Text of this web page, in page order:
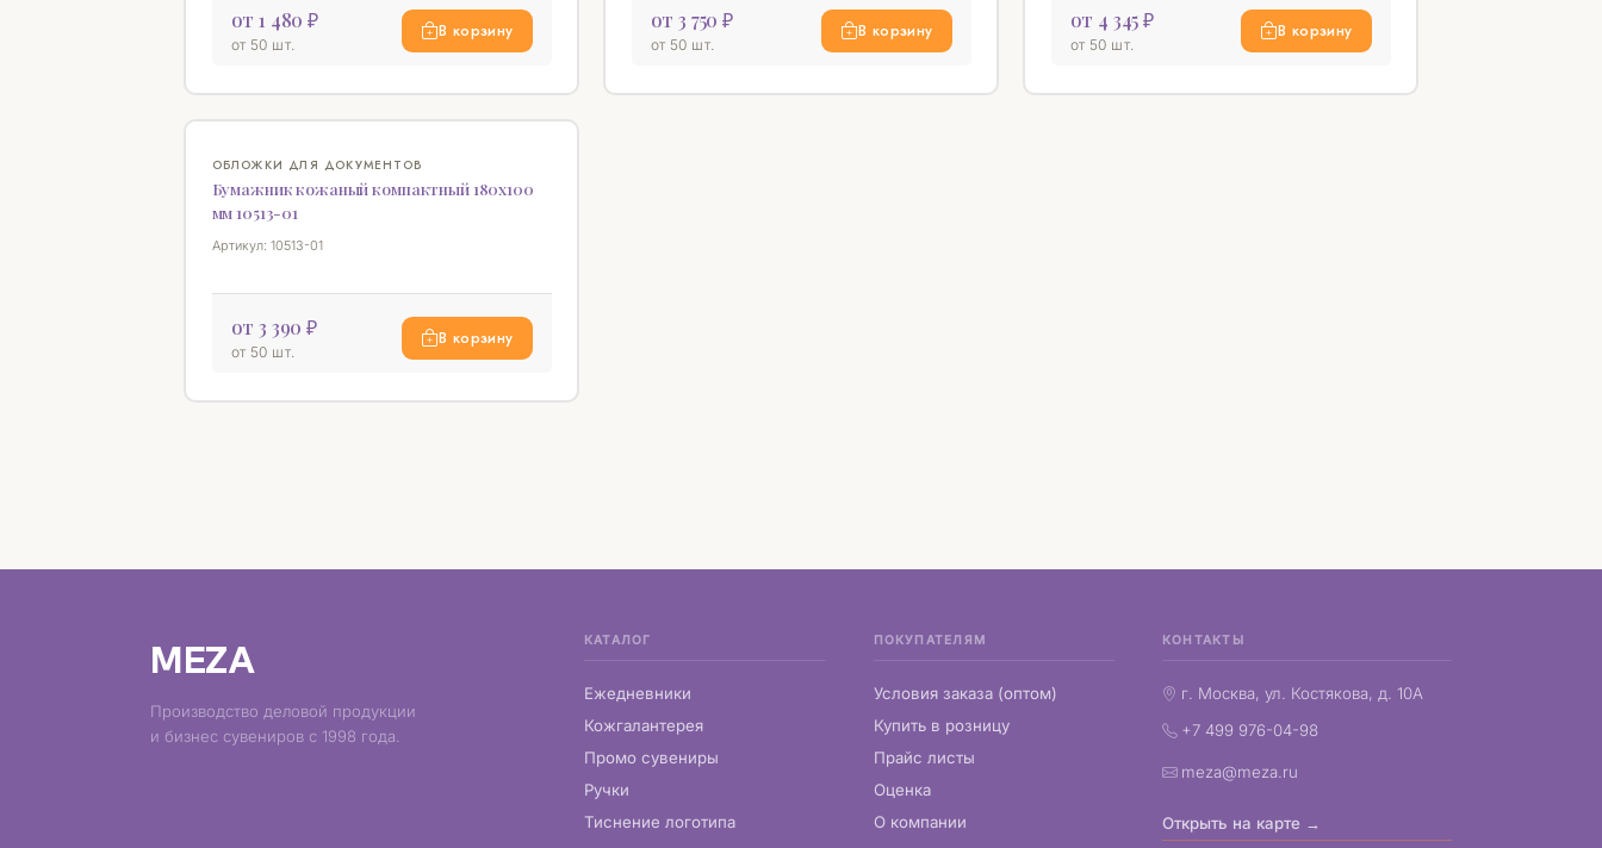
от 1 480 ₽
от 50 шт.
В корзину от 3 750 ₽
от 50 шт.
В корзину от 4 345 ₽
от 50 шт.
В корзину
ОБЛОЖКИ ДЛЯ ДОКУМЕНТОВ
Бумажник кожаный компактный 180х100
мм 10513-01
Артикул: 10513-01
от 3 390 ₽
от 50 шт.
В корзину
MEZA
Производство деловой продукции
и бизнес сувениров с 1998 года.
КАТАЛОГ
Ежедневники
Кожгалантерея
Промо сувениры
Ручки
Тиснение логотипа
ПОКУПАТЕЛЯМ
Условия заказа (оптом)
Купить в розницу
Прайс листы
Оценка
О компании
КОНТАКТЫ
г. Москва, ул. Костякова, д. 10А
+7 499 976-04-98
meza@meza.ru
Открыть на карте →